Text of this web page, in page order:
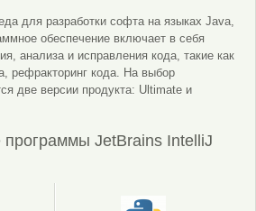
для разработки софта на языках Java,
обеспечение включает в себя
анализа и исправления кода, такие как
рефракторинг кода. На выбор
две версии продукта: Ultimate и
программы JetBrains IntelliJ